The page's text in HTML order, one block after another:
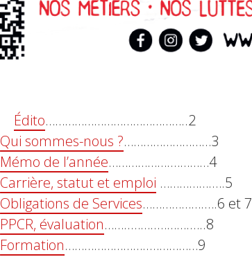
Édito……………………………………..2
Qui sommes-nous ?………………………3
Mémo de l’année……………….…………4
Carrière, statut et emploi …………….….5
Obligations de Services……………….….6 et 7
PPCR, évaluation……..……..……….…..8
Formation……………………..……………9